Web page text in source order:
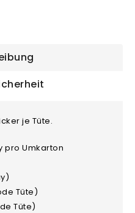
je Tüte.
pro Umkarton
Tüte)
Tüte)